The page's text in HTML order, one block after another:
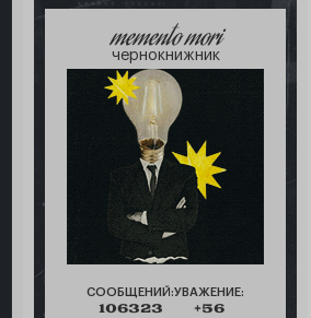
memento mori
чернокнижник
СООБЩЕНИЙ:
106323
УВАЖЕНИЕ:
+56